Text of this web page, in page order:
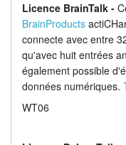
Licence BrainTalk -
BrainProducts
connecte avec entre
qu'avec huit entrées
également possible
données numériques.
WT06